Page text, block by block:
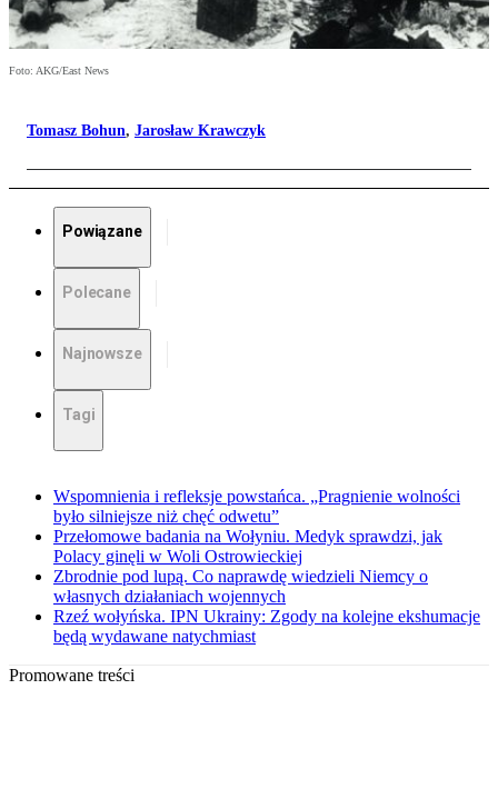
Foto: AKG/East News
Tomasz Bohun, Jarosław Krawczyk
Powiązane
Polecane
Najnowsze
Tagi
Wspomnienia i refleksje powstańca. „Pragnienie wolności
było silniejsze niż chęć odwetu”
Przełomowe badania na Wołyniu. Medyk sprawdzi, jak
Polacy ginęli w Woli Ostrowieckiej
Zbrodnie pod lupą. Co naprawdę wiedzieli Niemcy o
własnych działaniach wojennych
Rzeź wołyńska. IPN Ukrainy: Zgody na kolejne ekshumacje
będą wydawane natychmiast
Promowane treści